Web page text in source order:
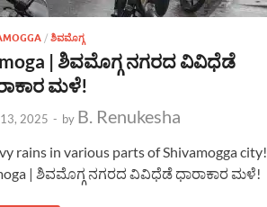
/ ಶಿವಮೊಗ್ಗ
| ಶಿವಮೊಗ್ಗ ನಗರದ ವಿವಿಧೆಡೆ
ಮಳೆ!
2025 - by B. Renukesha
rains in various parts of Shivamogga city!
| ಶಿವಮೊಗ್ಗ ನಗರದ ವಿವಿಧೆಡೆ ಧಾರಾಕಾರ ಮಳೆ!